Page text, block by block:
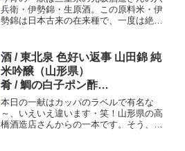
五五献目 おれが むらた だ！
一合一肴
兵衛・伊勢錦・生原酒。この原料米・伊
勢錦は日本古来の在来種で、一度は絶滅
ば、濃厚な味わいが襲ってきたぞ〜。八
兵衛のコンセプト、「濃厚ながら飲み疲
れない後味」その通りです。
酒 / 東北泉 色好い返事 山田錦 純
米吟醸（山形県）
肴 / 鯛の白子ポン酢
一〇一献目 おれが むらた
だ！ 一合一肴
本日の一献はカッパのラベルで有名な
～、いえいえ違います・笑！山形県の高
橋酒造店さんからの一本です。そう、お